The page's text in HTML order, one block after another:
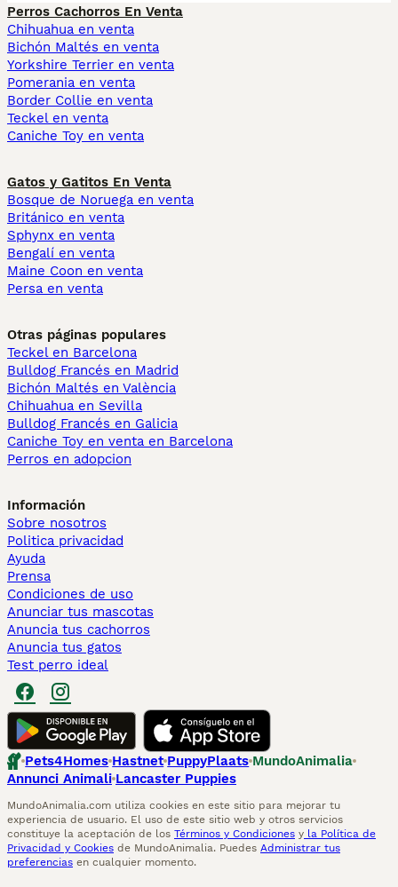
Perros Cachorros En Venta
Chihuahua en venta
Bichón Maltés en venta
Yorkshire Terrier en venta
Pomerania en venta
Border Collie en venta
Teckel en venta
Caniche Toy en venta
Gatos y Gatitos En Venta
Bosque de Noruega en venta
Británico en venta
Sphynx en venta
Bengalí en venta
Maine Coon en venta
Persa en venta
Otras páginas populares
Teckel en Barcelona
Bulldog Francés en Madrid
Bichón Maltés en València
Chihuahua en Sevilla
Bulldog Francés en Galicia
Caniche Toy en venta en Barcelona
Perros en adopcion
Información
Sobre nosotros
Politica privacidad
Ayuda
Prensa
Condiciones de uso
Anunciar tus mascotas
Anuncia tus cachorros
Anuncia tus gatos
Test perro ideal
Pets4Homes Hastnet PuppyPlaats MundoAnimalia
Annunci Animali Lancaster Puppies
MundoAnimalia.com utiliza cookies en este sitio para mejorar tu
experiencia de usuario. El uso de este sitio web y otros servicios
constituye la aceptación de los Términos y Condiciones y la Política de
Privacidad y Cookies de MundoAnimalia. Puedes Administrar tus
preferencias en cualquier momento.